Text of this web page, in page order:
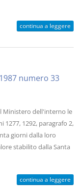
continua a leggere
numero 33
Ministero dell'interno le
1292, paragrafo 2,
giorni dalla loro
stabilito dalla Santa
continua a leggere